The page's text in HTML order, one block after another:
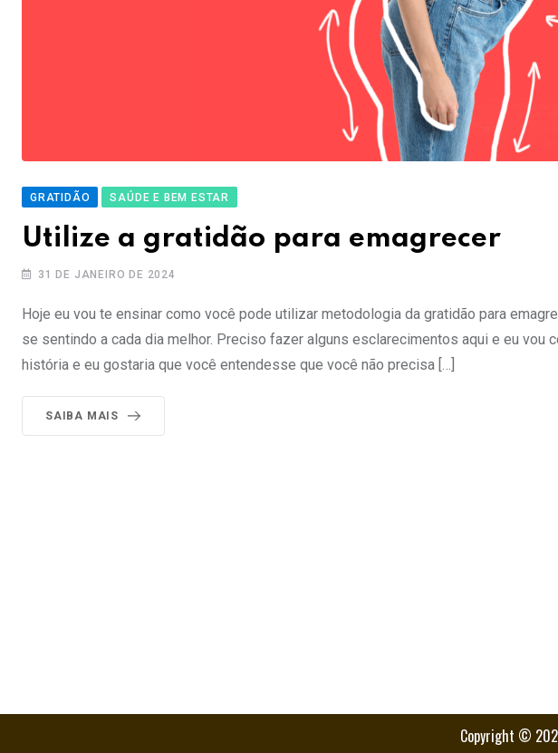
GRATIDÃO SAÚDE E BEM ESTAR
Utilize a gratidão para emagrecer
31 DE JANEIRO DE 2024
Hoje eu vou te ensinar como você pode utilizar metodologia da gratidão para
se sentindo a cada dia melhor. Preciso fazer alguns esclarecimentos aqui e eu vou
história e eu gostaria que você entendesse que você não precisa […]
SAIBA MAIS
Copyright ©